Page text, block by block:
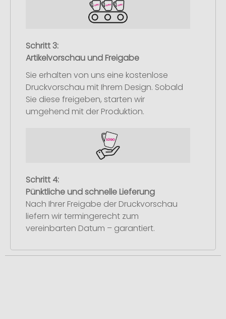
Schritt 3:
Artikelvorschau und Freigabe
Sie erhalten von uns eine kostenlose
Druckvorschau mit Ihrem Design. Sobald
Sie diese freigeben, starten wir
umgehend mit der Produktion.
Schritt 4:
Pünktliche und schnelle Lieferung
Nach Ihrer Freigabe der Druckvorschau
liefern wir termingerecht zum
vereinbarten Datum – garantiert.